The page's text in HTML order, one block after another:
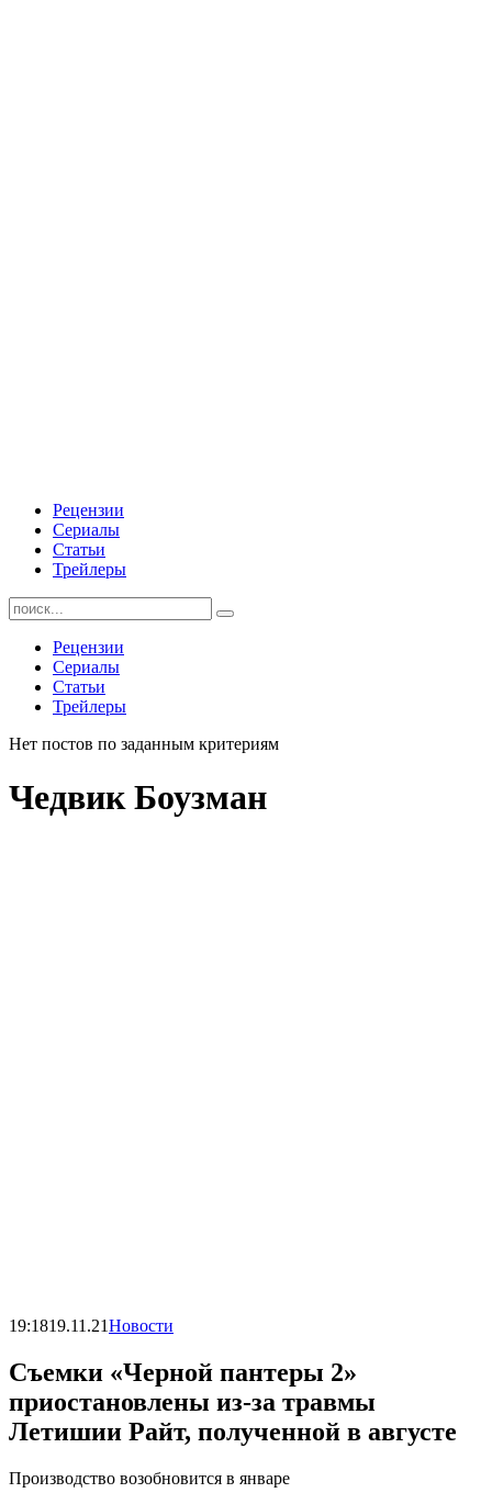
Рецензии
Сериалы
Статьи
Трейлеры
Найти:
Рецензии
Сериалы
Статьи
Трейлеры
Нет постов по заданным критериям
Чедвик Боузман
19:1819.11.21Новости
Съемки «Черной пантеры 2»
приостановлены из-за травмы
Летишии Райт, полученной в августе
Производство возобновится в январе